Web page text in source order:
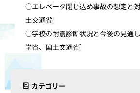
○エレベータ閉じ込め事故の想定と
土交通省］
○学校の耐震診断状況と今後の見通
学省、国土交通省］
カテゴリー